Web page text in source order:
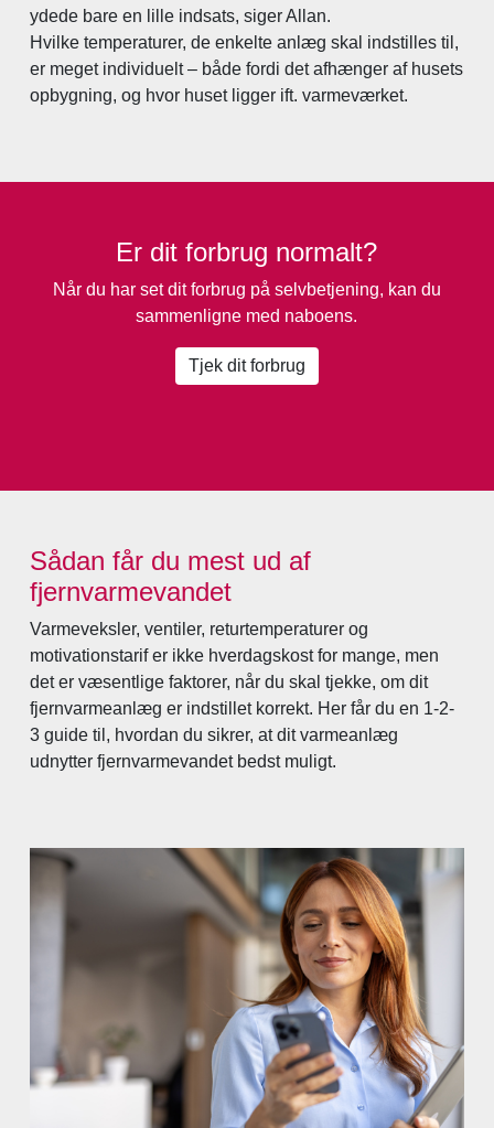
ydede bare en lille indsats, siger Allan.
Hvilke temperaturer, de enkelte anlæg skal indstilles til,
er meget individuelt – både fordi det afhænger af husets
opbygning, og hvor huset ligger ift. varmeværket.
Er dit forbrug normalt?
Når du har set dit forbrug på selvbetjening, kan du
sammenligne med naboens.
Tjek dit forbrug
Sådan får du mest ud af
fjernvarmevandet
Varmeveksler, ventiler, returtemperaturer og
motivationstarif er ikke hverdagskost for mange, men
det er væsentlige faktorer, når du skal tjekke, om dit
fjernvarmeanlæg er indstillet korrekt. Her får du en 1-2-
3 guide til, hvordan du sikrer, at dit varmeanlæg
udnytter fjernvarmevandet bedst muligt.